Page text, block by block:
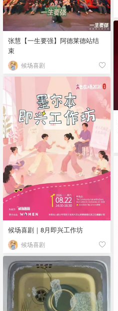
张慧【一生要强】阿德莱德站结
束
候场喜剧
候场喜剧｜8月即兴工作坊
候场喜剧